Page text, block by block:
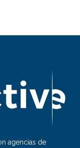
agencias de